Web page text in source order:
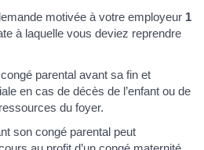
motivée à votre employeur 1
à laquelle vous deviez reprendre
parental avant sa fin et
en cas de décès de l’enfant ou de
du foyer.
son congé parental peut